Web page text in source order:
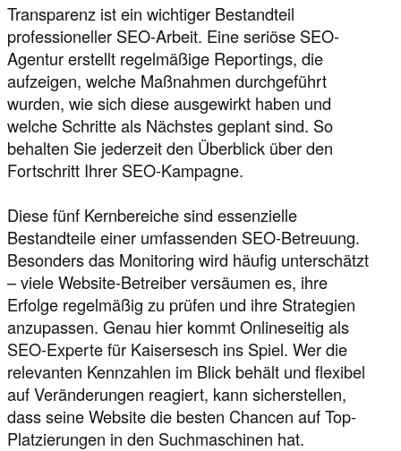
Transparenz ist ein wichtiger Bestandteil
professioneller SEO-Arbeit. Eine seriöse SEO-
Agentur erstellt regelmäßige Reportings, die
aufzeigen, welche Maßnahmen durchgeführt
wurden, wie sich diese ausgewirkt haben und
welche Schritte als Nächstes geplant sind. So
behalten Sie jederzeit den Überblick über den
Fortschritt Ihrer SEO-Kampagne.
Diese fünf Kernbereiche sind essenzielle
Bestandteile einer umfassenden SEO-Betreuung.
Besonders das Monitoring wird häufig unterschätzt
– viele Website-Betreiber versäumen es, ihre
Erfolge regelmäßig zu prüfen und ihre Strategien
anzupassen. Genau hier kommt Onlineseitig als
SEO-Experte für Kaisersesch ins Spiel. Wer die
relevanten Kennzahlen im Blick behält und flexibel
auf Veränderungen reagiert, kann sicherstellen,
dass seine Website die besten Chancen auf Top-
Platzierungen in den Suchmaschinen hat.